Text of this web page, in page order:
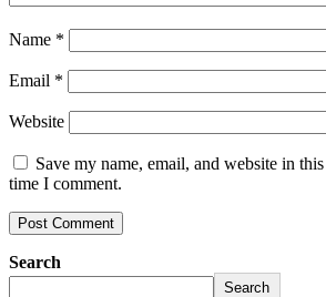
Name *
Email *
Website
Save my name, email, and website in
time I comment.
Search
Search